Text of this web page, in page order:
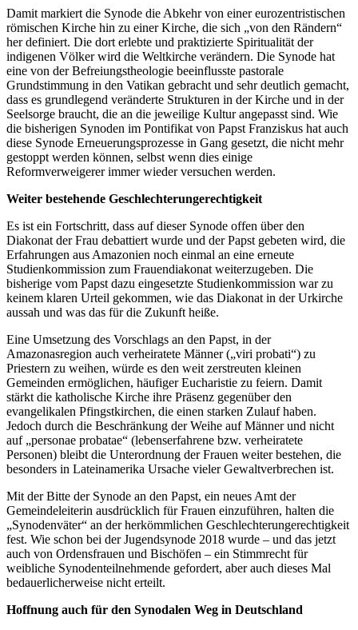
Damit markiert die Synode die Abkehr von einer eurozentristischen
römischen Kirche hin zu einer Kirche, die sich „von den Rändern“
her definiert. Die dort erlebte und praktizierte Spiritualität der
indigenen Völker wird die Weltkirche verändern. Die Synode hat
eine von der Befreiungstheologie beeinflusste pastorale
Grundstimmung in den Vatikan gebracht und sehr deutlich gemacht,
dass es grundlegend veränderte Strukturen in der Kirche und in der
Seelsorge braucht, die an die jeweilige Kultur angepasst sind. Wie
die bisherigen Synoden im Pontifikat von Papst Franziskus hat auch
diese Synode Erneuerungsprozesse in Gang gesetzt, die nicht mehr
gestoppt werden können, selbst wenn dies einige
Reformverweigerer immer wieder versuchen werden.
Weiter bestehende Geschlechterungerechtigkeit
Es ist ein Fortschritt, dass auf dieser Synode offen über den
Diakonat der Frau debattiert wurde und der Papst gebeten wird, die
Erfahrungen aus Amazonien noch einmal an eine erneute
Studienkommission zum Frauendiakonat weiterzugeben. Die
bisherige vom Papst dazu eingesetzte Studienkommission war zu
keinem klaren Urteil gekommen, wie das Diakonat in der Urkirche
aussah und was das für die Zukunft heiße.
Eine Umsetzung des Vorschlags an den Papst, in der
Amazonasregion auch verheiratete Männer („viri probati“) zu
Priestern zu weihen, würde es den weit zerstreuten kleinen
Gemeinden ermöglichen, häufiger Eucharistie zu feiern. Damit
stärkt die katholische Kirche ihre Präsenz gegenüber den
evangelikalen Pfingstkirchen, die einen starken Zulauf haben.
Jedoch durch die Beschränkung der Weihe auf Männer und nicht
auf „personae probatae“ (lebenserfahrene bzw. verheiratete
Personen) bleibt die Unterordnung der Frauen weiter bestehen, die
besonders in Lateinamerika Ursache vieler Gewaltverbrechen ist.
Mit der Bitte der Synode an den Papst, ein neues Amt der
Gemeindeleiterin ausdrücklich für Frauen einzuführen, halten die
„Synodenväter“ an der herkömmlichen Geschlechterungerechtigkeit
fest. Wie schon bei der Jugendsynode 2018 wurde – und das jetzt
auch von Ordensfrauen und Bischöfen – ein Stimmrecht für
weibliche Synodenteilnehmende gefordert, aber auch dieses Mal
bedauerlicherweise nicht erteilt.
Hoffnung auch für den Synodalen Weg in Deutschland